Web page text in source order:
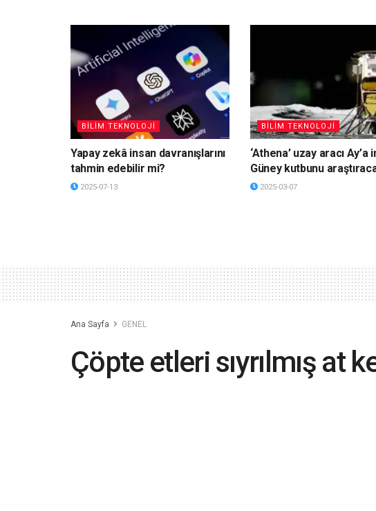
BİLİM TEKNOLOJİ
Yapay zekâ insan davranışlarını
tahmin edebilir mi?
2025-07-13
BİLİM TEKNOLOJİ
‘Athena’ uzay aracı Ay’a
Güney kutbunu
2025-03-07
Ana Sayfa GENEL
Çöpte etleri sıyrılmış at